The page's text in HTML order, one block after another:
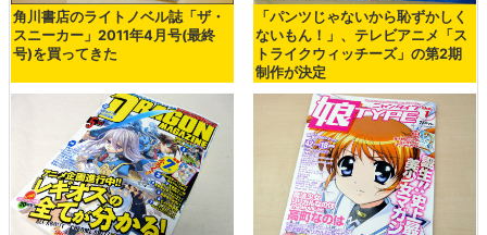
角川書店のライトノベル誌「ザ・
スニーカー」2011年4月号(最終
号)を買ってきた
「パンツじゃないから恥ずかしく
ないもん！」、テレビアニメ「ス
トライクウィッチーズ」の第2期
制作が決定